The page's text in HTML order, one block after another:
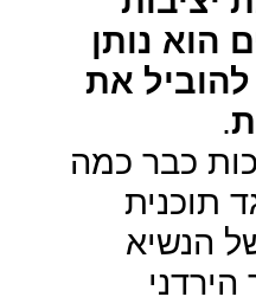
הוא נותן
את
.
כבר כמה
תוכנית
הנשיא